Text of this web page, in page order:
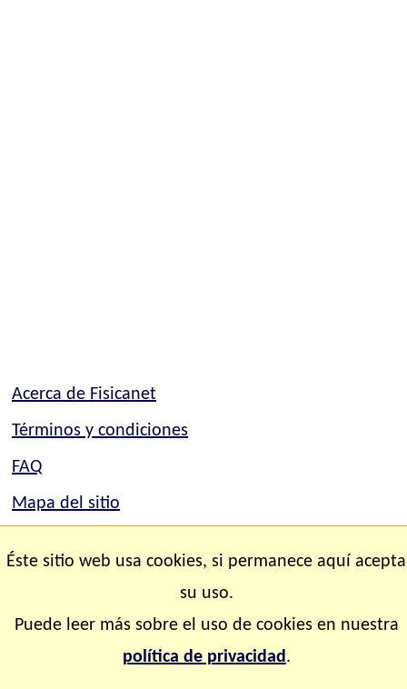
Acerca de Fisicanet
Términos y condiciones
FAQ
Mapa del sitio
Copyright © 2.000-2.028 Fisicanet ® Todos los
derechos reservados
Éste sitio web usa cookies, si permanece aquí acepta
su uso.
Puede leer más sobre el uso de cookies en nuestra
política de privacidad.